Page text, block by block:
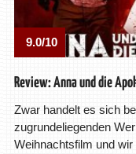
9.0/10
Review: Anna und die
Zwar handelt es sich
zugrundeliegenden
Weihnachtsfilm und